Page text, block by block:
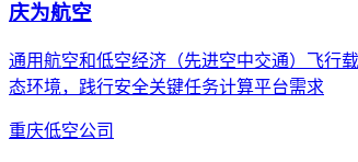
庆为航空
通用航空和低空经济（先进空中交通）飞行
态环境，践行安全关键任务计算平台需求
重庆低空公司